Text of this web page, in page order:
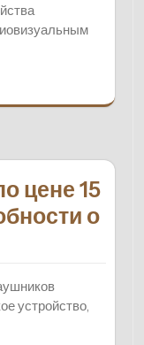
цене 15
о
устройство,